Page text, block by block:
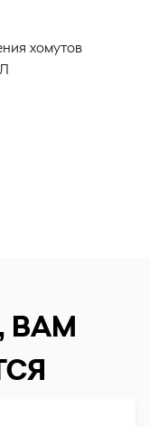
хомутов
ВАМ